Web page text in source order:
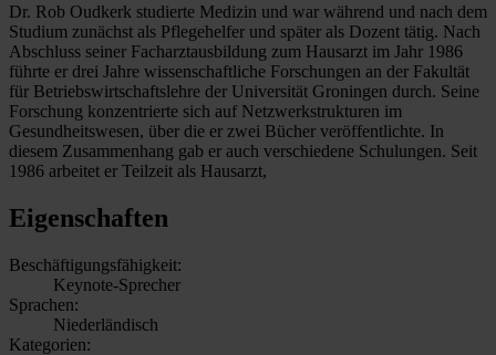
Dr. Rob Oudkerk studierte Medizin und war während und nach dem
Studium zunächst als Pflegehelfer und später als Dozent tätig. Nach
Abschluss seiner Facharztausbildung zum Hausarzt im Jahr 1986
führte er drei Jahre wissenschaftliche Forschungen an der Fakultät
für Betriebswirtschaftslehre der Universität Groningen durch. Seine
Forschung konzentrierte sich auf Netzwerkstrukturen im
Gesundheitswesen, über die er zwei Bücher veröffentlichte. In
diesem Zusammenhang gab er auch verschiedene Schulungen. Seit
1986 arbeitet er Teilzeit als Hausarzt,
Eigenschaften
Beschäftigungsfähigkeit:
Keynote-Sprecher
Sprachen:
Niederländisch
Kategorien: